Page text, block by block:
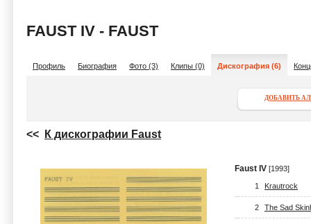
FAUST IV - FAUST
Профиль Биография Фото (3) Клипы (0) Дискография (6)
ДОБАВИТЬ
<< К дискографии Faust
Faust IV [1993]
1 Krautrock
2 The Sad